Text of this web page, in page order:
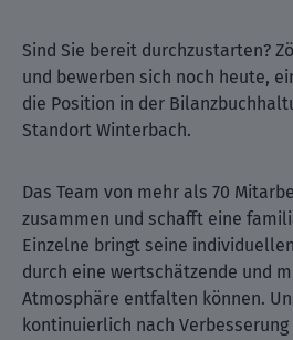
Sind Sie bereit durchzustarten?
und bewerben sich noch heute,
die Position in der
Standort Winterbach.
Das Team von mehr als 70
zusammen und schafft eine
Einzelne bringt seine
durch eine wertschätzende und
Atmosphäre entfalten können.
kontinuierlich nach Verbesserung